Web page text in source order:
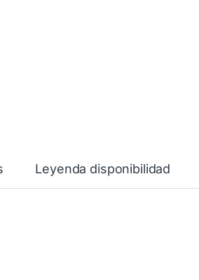
Leyenda disponibilidad